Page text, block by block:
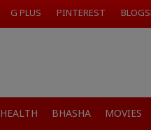
G PLUS PINTEREST
HEALTH BHASHA MOVIES